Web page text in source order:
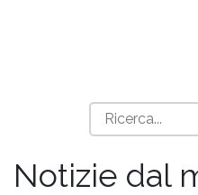
Notizie dal